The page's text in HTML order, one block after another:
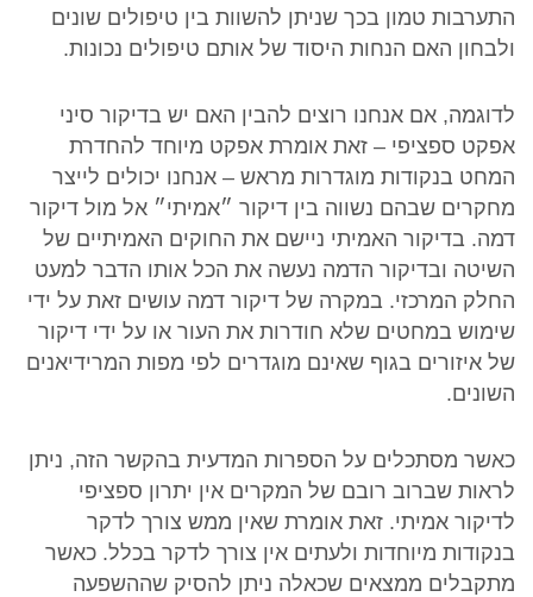
התערבות טמון בכך שניתן להשוות בין טיפולים שונים
ולבחון האם הנחות היסוד של אותם טיפולים נכונות.
לדוגמה, אם אנחנו רוצים להבין האם יש בדיקור סיני
אפקט ספציפי – זאת אומרת אפקט מיוחד להחדרת
המחט בנקודות מוגדרות מראש – אנחנו יכולים לייצר
מחקרים שבהם נשווה בין דיקור ״אמיתי״ אל מול דיקור
דמה. בדיקור האמיתי ניישם את החוקים האמיתיים של
השיטה ובדיקור הדמה נעשה את הכל אותו הדבר למעט
החלק המרכזי. במקרה של דיקור דמה עושים זאת על ידי
שימוש במחטים שלא חודרות את העור או על ידי דיקור
של איזורים בגוף שאינם מוגדרים לפי מפות המרידיאנים
השונים.
כאשר מסתכלים על הספרות המדעית בהקשר הזה, ניתן
לראות שברוב רובם של המקרים אין יתרון ספציפי
לדיקור אמיתי. זאת אומרת שאין ממש צורך לדקר
בנקודות מיוחדות ולעתים אין צורך לדקר בכלל. כאשר
מתקבלים ממצאים שכאלה ניתן להסיק שההשפעה